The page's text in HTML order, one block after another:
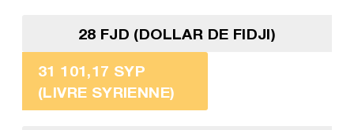
28 FJD (DOLLAR DE FIDJI)
31 101,17 SYP
(LIVRE SYRIENNE)